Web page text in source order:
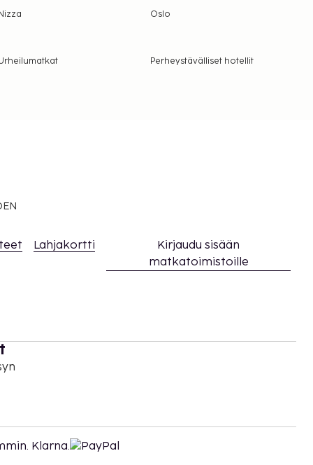
Oslo
Perheystävälliset hotellit
Lahjakortti
Kirjaudu sisään
matkatoimistoille